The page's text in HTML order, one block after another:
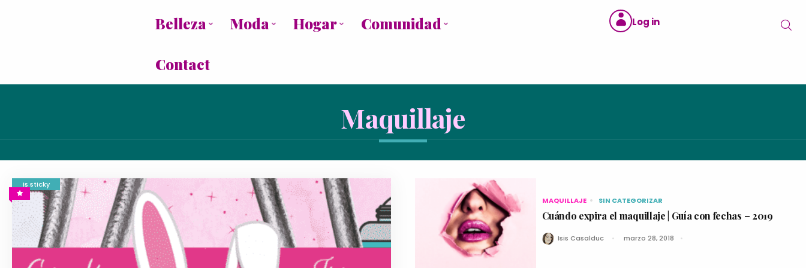
Belleza Moda Hogar Comunidad
Contact
Log in
Maquillaje
is sticky
MAQUILLAJE SIN CATEGORIZAR
Cuándo expira el maquillaje | Guía con fechas – 2019
Isis Casalduc marzo 28, 2018